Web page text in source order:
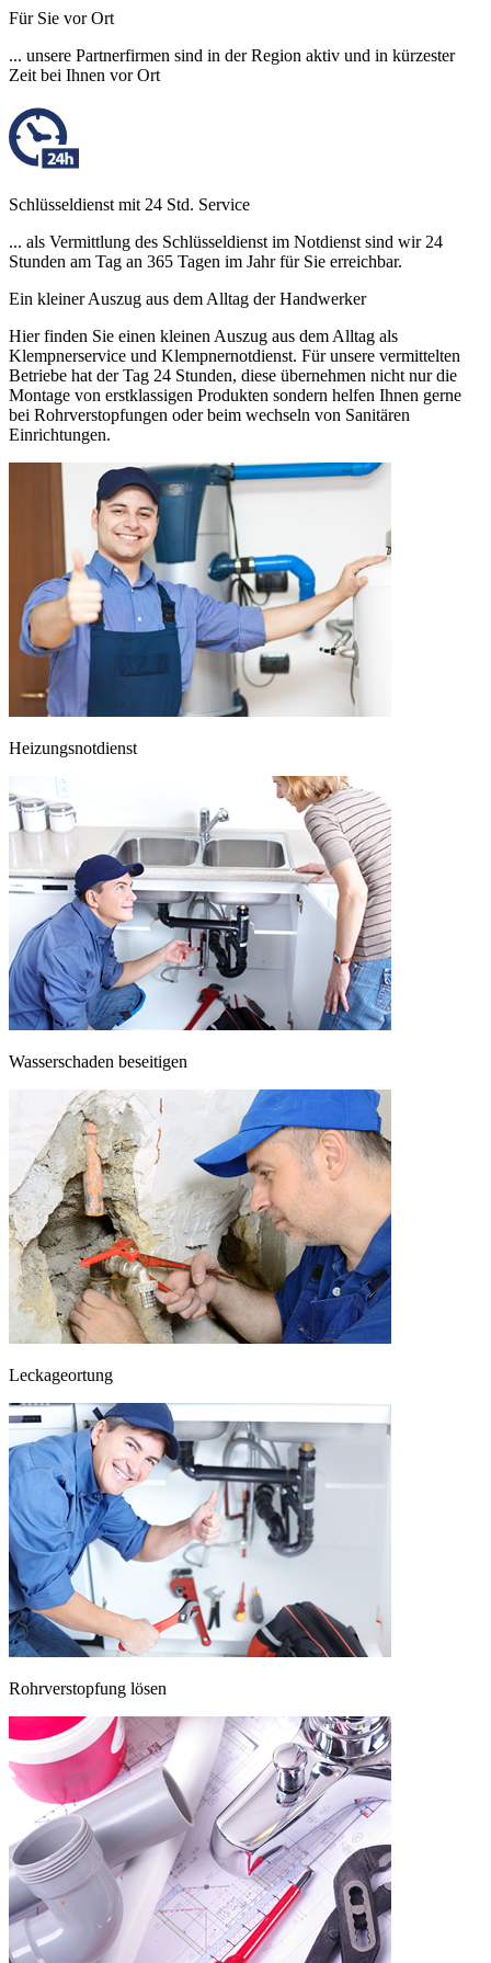
Für Sie vor Ort
... unsere Partnerfirmen sind in der Region aktiv und in kürzester
Zeit bei Ihnen vor Ort
Schlüsseldienst mit 24 Std. Service
... als Vermittlung des Schlüsseldienst im Notdienst sind wir 24
Stunden am Tag an 365 Tagen im Jahr für Sie erreichbar.
Ein kleiner Auszug aus dem Alltag der Handwerker
Hier finden Sie einen kleinen Auszug aus dem Alltag als
Klempnerservice und Klempnernotdienst. Für unsere vermittelten
Betriebe hat der Tag 24 Stunden, diese übernehmen nicht nur die
Montage von erstklassigen Produkten sondern helfen Ihnen gerne
bei Rohrverstopfungen oder beim wechseln von Sanitären
Einrichtungen.
Heizungsnotdienst
Wasserschaden beseitigen
Leckageortung
Rohrverstopfung lösen